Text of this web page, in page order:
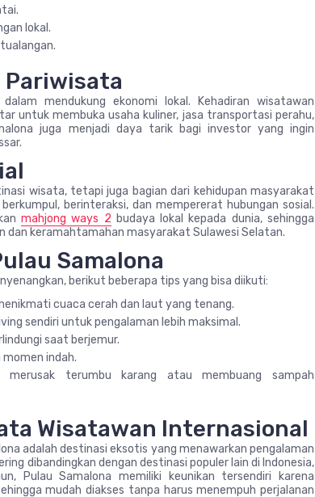
lokal.
Pariwisata
mendukung ekonomi lokal. Kehadiran wisatawan
untuk membuka usaha kuliner, jasa transportasi perahu,
juga menjadi daya tarik bagi investor yang ingin
wisata, tetapi juga bagian dari kehidupan masyarakat
berinteraksi, dan mempererat hubungan sosial.
mahjong ways 2 budaya lokal kepada dunia, sehingga
dan keramahtamahan masyarakat Sulawesi Selatan.
Samalona
berikut beberapa tips yang bisa diikuti:
cuaca cerah dan laut yang tenang.
sendiri untuk pengalaman lebih maksimal.
saat berjemur.
indah.
merusak terumbu karang atau membuang sampah
Wisatawan Internasional
adalah destinasi eksotis yang menawarkan pengalaman
dibandingkan dengan destinasi populer lain di Indonesia,
Pulau Samalona memiliki keunikan tersendiri karena
mudah diakses tanpa harus menempuh perjalanan